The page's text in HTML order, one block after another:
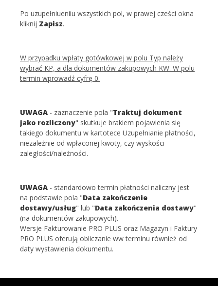
Po uzupełniueniiu wszystkich pol, w prawej cześci okna
kliknij Zapisz.
W przypadku wpłaty gotówkowej w polu Typ należy
wybrać KP, a dla dokumentów zakupowych KW. W polu
termin wprowadź cyfrę 0.
UWAGA - zaznaczenie pola "Traktuj dokument
jako rozliczony" skutkuje brakiem pojawienia się
takiego dokumentu w kartotece Uzupełnianie płatności,
niezależnie od wpłaconej kwoty, czy wyskości
zaległości/należności.
UWAGA - standardowo termin płatności naliczny jest
na podstawie pola "Data zakończenie
dostawy/usług" lub "Data zakończenia dostawy"
(na dokumentów zakupowych).
Wersje Fakturowanie PRO PLUS oraz Magazyn i Faktury
PRO PLUS oferują obliczanie ww terminu również od
daty wystawienia dokumentu.